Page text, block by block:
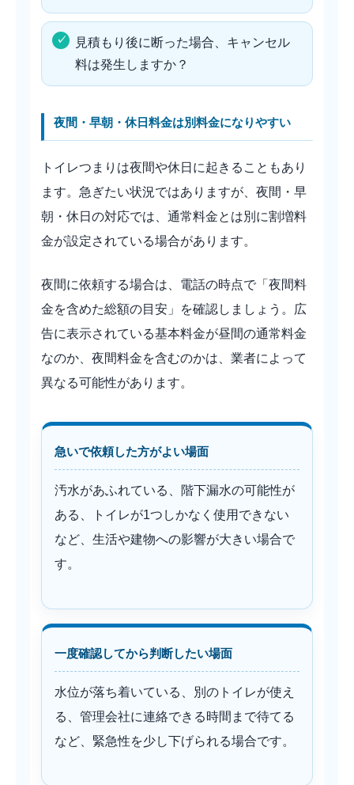
見積もり後に断った場合、キャンセル
料は発生しますか？
夜間・早朝・休日料金は別料金になりやすい
トイレつまりは夜間や休日に起きることもあり
ます。急ぎたい状況ではありますが、夜間・早
朝・休日の対応では、通常料金とは別に割増料
金が設定されている場合があります。
夜間に依頼する場合は、電話の時点で「夜間料
金を含めた総額の目安」を確認しましょう。広
告に表示されている基本料金が昼間の通常料金
なのか、夜間料金を含むのかは、業者によって
異なる可能性があります。
急いで依頼した方がよい場面
汚水があふれている、階下漏水の可能性が
ある、トイレが1つしかなく使用できない
など、生活や建物への影響が大きい場合で
す。
一度確認してから判断したい場面
水位が落ち着いている、別のトイレが使え
る、管理会社に連絡できる時間まで待てる
など、緊急性を少し下げられる場合です。